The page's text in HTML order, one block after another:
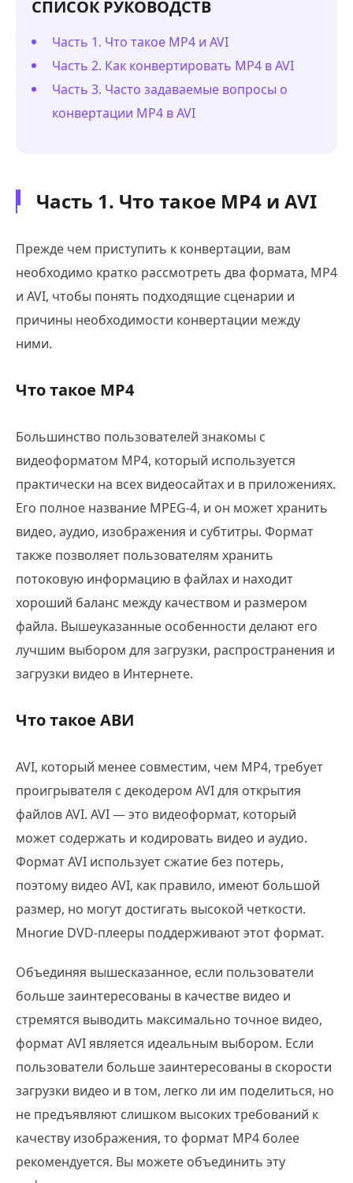
СПИСОК РУКОВОДСТВ
Часть 1. Что такое MP4 и AVI
Часть 2. Как конвертировать MP4 в AVI
Часть 3. Часто задаваемые вопросы о
конвертации MP4 в AVI
Часть 1. Что такое MP4 и AVI
Прежде чем приступить к конвертации, вам
необходимо кратко рассмотреть два формата, MP4
и AVI, чтобы понять подходящие сценарии и
причины необходимости конвертации между
ними.
Что такое MP4
Большинство пользователей знакомы с
видеоформатом MP4, который используется
практически на всех видеосайтах и в приложениях.
Его полное название MPEG-4, и он может хранить
видео, аудио, изображения и субтитры. Формат
также позволяет пользователям хранить
потоковую информацию в файлах и находит
хороший баланс между качеством и размером
файла. Вышеуказанные особенности делают его
лучшим выбором для загрузки, распространения и
загрузки видео в Интернете.
Что такое АВИ
AVI, который менее совместим, чем MP4, требует
проигрывателя с декодером AVI для открытия
файлов AVI. AVI — это видеоформат, который
может содержать и кодировать видео и аудио.
Формат AVI использует сжатие без потерь,
поэтому видео AVI, как правило, имеют большой
размер, но могут достигать высокой четкости.
Многие DVD-плееры поддерживают этот формат.
Объединяя вышесказанное, если пользователи
больше заинтересованы в качестве видео и
стремятся выводить максимально точное видео,
формат AVI является идеальным выбором. Если
пользователи больше заинтересованы в скорости
загрузки видео и в том, легко ли им поделиться, но
не предъявляют слишком высоких требований к
качеству изображения, то формат MP4 более
рекомендуется. Вы можете объединить эту